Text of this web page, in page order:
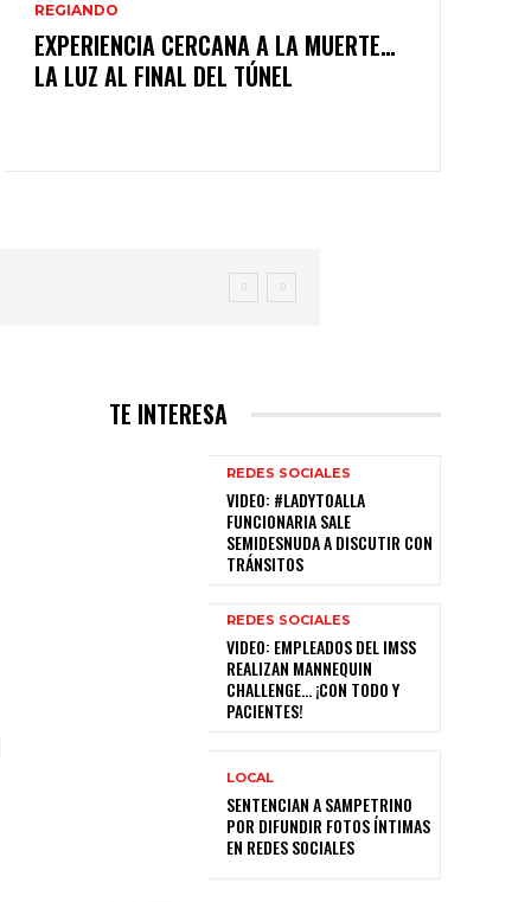
REGIANDO
EXPERIENCIA CERCANA A LA MUERTE…
LA LUZ AL FINAL DEL TÚNEL
TE INTERESA
REDES SOCIALES
VIDEO: #LADYTOALLA
FUNCIONARIA SALE
SEMIDESNUDA A DISCUTIR CON
TRÁNSITOS
REDES SOCIALES
VIDEO: EMPLEADOS DEL IMSS
REALIZAN MANNEQUIN
CHALLENGE… ¡CON TODO Y
PACIENTES!
LOCAL
SENTENCIAN A SAMPETRINO
POR DIFUNDIR FOTOS ÍNTIMAS
EN REDES SOCIALES